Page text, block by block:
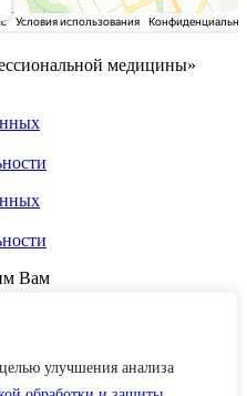
улучшения анализа
медицины»
Вам